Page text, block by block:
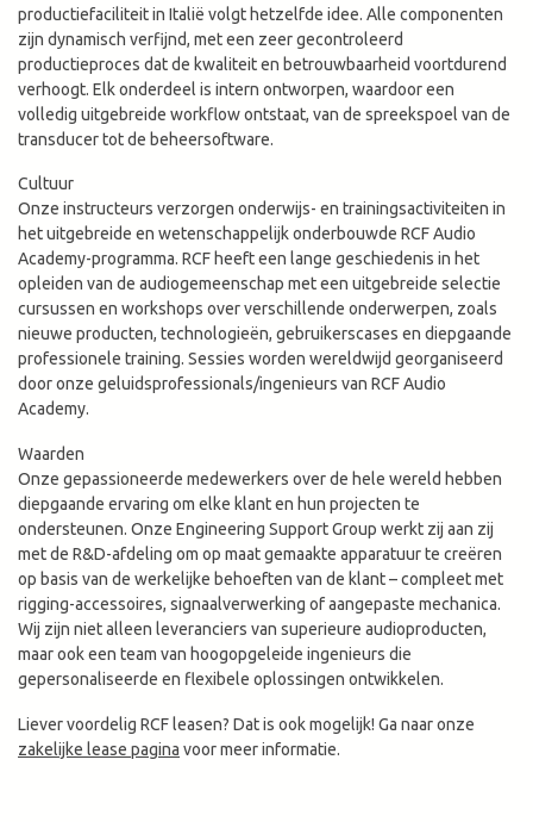
productiefaciliteit in Italië volgt hetzelfde idee. Alle componenten
zijn dynamisch verfijnd, met een zeer gecontroleerd
productieproces dat de kwaliteit en betrouwbaarheid voortdurend
verhoogt. Elk onderdeel is intern ontworpen, waardoor een
volledig uitgebreide workflow ontstaat, van de spreekspoel van de
transducer tot de beheersoftware.
Cultuur
Onze instructeurs verzorgen onderwijs- en trainingsactiviteiten in
het uitgebreide en wetenschappelijk onderbouwde RCF Audio
Academy-programma. RCF heeft een lange geschiedenis in het
opleiden van de audiogemeenschap met een uitgebreide selectie
cursussen en workshops over verschillende onderwerpen, zoals
nieuwe producten, technologieën, gebruikerscases en diepgaande
professionele training. Sessies worden wereldwijd georganiseerd
door onze geluidsprofessionals/ingenieurs van RCF Audio
Academy.
Waarden
Onze gepassioneerde medewerkers over de hele wereld hebben
diepgaande ervaring om elke klant en hun projecten te
ondersteunen. Onze Engineering Support Group werkt zij aan zij
met de R&D-afdeling om op maat gemaakte apparatuur te creëren
op basis van de werkelijke behoeften van de klant – compleet met
rigging-accessoires, signaalverwerking of aangepaste mechanica.
Wij zijn niet alleen leveranciers van superieure audioproducten,
maar ook een team van hoogopgeleide ingenieurs die
gepersonaliseerde en flexibele oplossingen ontwikkelen.
Liever voordelig RCF leasen? Dat is ook mogelijk! Ga naar onze
zakelijke lease pagina voor meer informatie.